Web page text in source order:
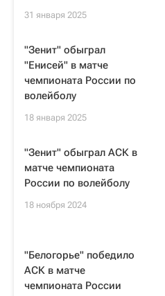
31 января 2025
"Зенит" обыграл
"Енисей" в матче
чемпионата России по
волейболу
18 января 2025
"Зенит" обыграл АСК в
матче чемпионата
России по волейболу
18 ноября 2024
"Белогорье" победило
АСК в матче
чемпионата России